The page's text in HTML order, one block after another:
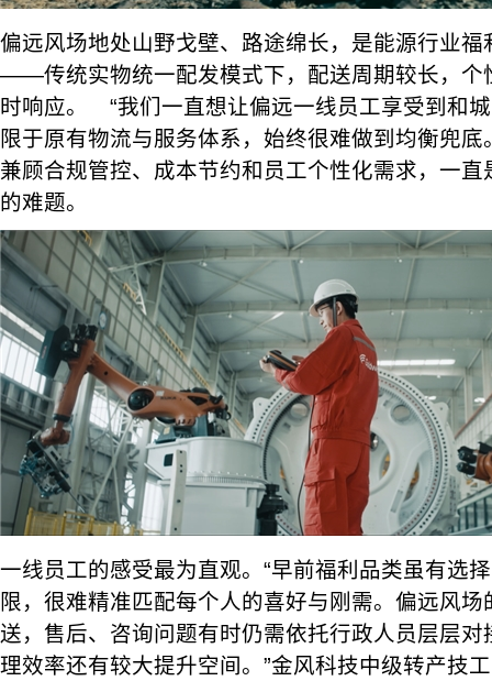
偏远风场地处山野戈壁、路途绵长，是能源行业
——传统实物统一配发模式下，配送周期较长，个
时响应。 “我们一直想让偏远一线员工享受到和
限于原有物流与服务体系，始终很难做到均衡兜
兼顾合规管控、成本节约和员工个性化需求，一
的难题。
一线员工的感受最为直观。“早前福利品类虽有选
限，很难精准匹配每个人的喜好与刚需。偏远风
送，售后、咨询问题有时仍需依托行政人员层层
理效率还有较大提升空间。”金风科技中级转产技